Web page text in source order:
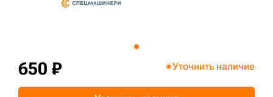
650 ₽ Уточнить наличие
sksale@skdst.ru